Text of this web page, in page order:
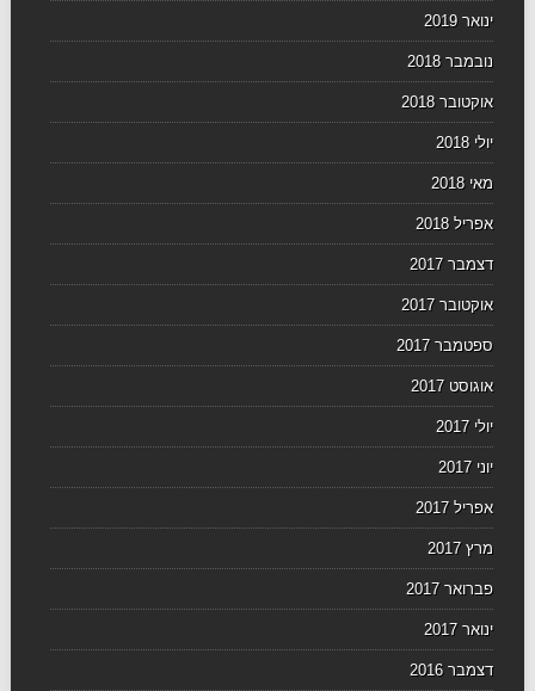
ינואר 2019
נובמבר 2018
אוקטובר 2018
יולי 2018
מאי 2018
אפריל 2018
דצמבר 2017
אוקטובר 2017
ספטמבר 2017
אוגוסט 2017
יולי 2017
יוני 2017
אפריל 2017
מרץ 2017
פברואר 2017
ינואר 2017
דצמבר 2016